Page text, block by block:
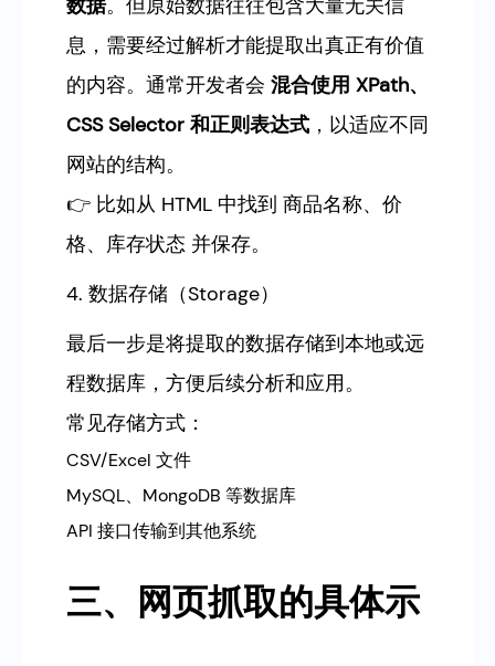
数据。但原始数据往往包含大量无关信
息，需要经过解析才能提取出真正有价值
的内容。通常开发者会 混合使用 XPath、
CSS Selector 和正则表达式 ，以适应不同
网站的结构。
👉 比如从 HTML 中找到 商品名称、 价
格、 库存状态 并保存。
4. 数据存储（Storage）
最后一步是将提取的数据存储到本地或远
程数据库，方便后续分析和应用。
常见存储方式：
CSV/Excel 文件
MySQL、MongoDB 等数据库
API 接口传输到其他系统
三、网页抓取的具体示